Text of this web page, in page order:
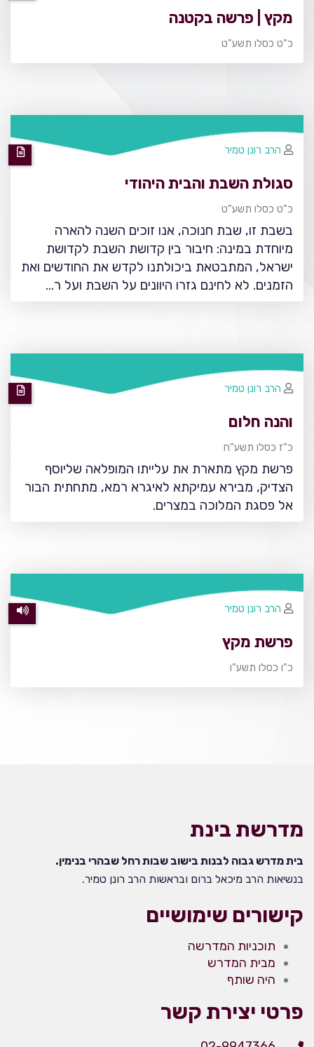
מקץ | פרשה בקטנה
כ"ט כסלו תשע"ט
סגולת השבת והבית היהודי
כ"ט כסלו תשע"ט
בשבת זו, שבת חנוכה, אנו זוכים השנה להארה
מיוחדת במינה: חיבור בין קדושת השבת לקדושת
ישראל, המתבטאת ביכולתנו לקדש את החודשים ואת
הזמנים. לא לחינם גזרו היוונים על השבת ועל ר…
הרב רונן טמיר
והנה חלום
כ"ז כסלו תשע"ח
פרשת מקץ מתארת את עלייתו המופלאה שליוסף
הצדיק, מבירא עמיקתא לאיגרא רמא, מתחתית הבור
אל פסגת המלוכה במצרים.
הרב רונן טמיר
פרשת מקץ
כ"ו כסלו תשע"ו
הרב רונן טמיר
מדרשת בינת
בית מדרש גבוה לבנות בישוב שבות רחל שבהרי בנימין.
בנשיאות הרב מיכאל ברום ובראשות הרב רונן טמיר.
קישורים שימושיים
תוכניות המדרשה
מבית המדרש
היה שותף
פרטי יצירת קשר